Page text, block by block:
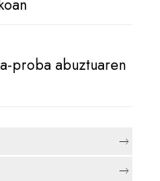
proba abuztuaren